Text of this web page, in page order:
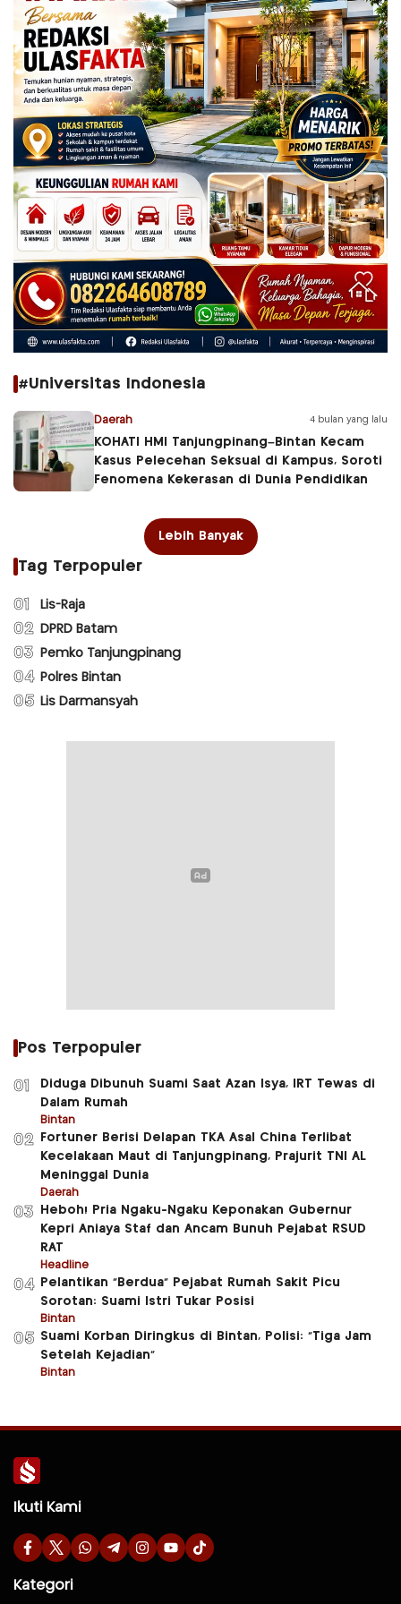
#Universitas Indonesia
Daerah 4 bulan yang lalu
KOHATI HMI Tanjungpinang–Bintan Kecam
Kasus Pelecehan Seksual di Kampus, Soroti
Fenomena Kekerasan di Dunia Pendidikan
Lebih Banyak
Tag Terpopuler
01 Lis-Raja
02 DPRD Batam
03 Pemko Tanjungpinang
04 Polres Bintan
05 Lis Darmansyah
Pos Terpopuler
01
Diduga Dibunuh Suami Saat Azan Isya, IRT Tewas di
Dalam Rumah
Bintan
02
Fortuner Berisi Delapan TKA Asal China Terlibat
Kecelakaan Maut di Tanjungpinang, Prajurit TNI AL
Meninggal Dunia
Daerah
03
Heboh! Pria Ngaku-Ngaku Keponakan Gubernur
Kepri Aniaya Staf dan Ancam Bunuh Pejabat RSUD
RAT
Headline
04
Pelantikan “Berdua” Pejabat Rumah Sakit Picu
Sorotan: Suami Istri Tukar Posisi
Bintan
05 Suami Korban Diringkus di Bintan, Polisi: “Tiga Jam
Setelah Kejadian”
Bintan
Ikuti Kami
Kategori